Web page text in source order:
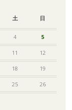
土 日
4 5
11 12
18 19
25 26